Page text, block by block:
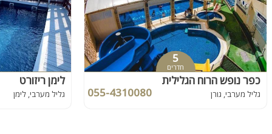
5
חדרים
כפר נופש הרוח הגלילית
גליל מערבי, גורן 055-4310080
לימן ריזורט
גליל מערבי, לימן